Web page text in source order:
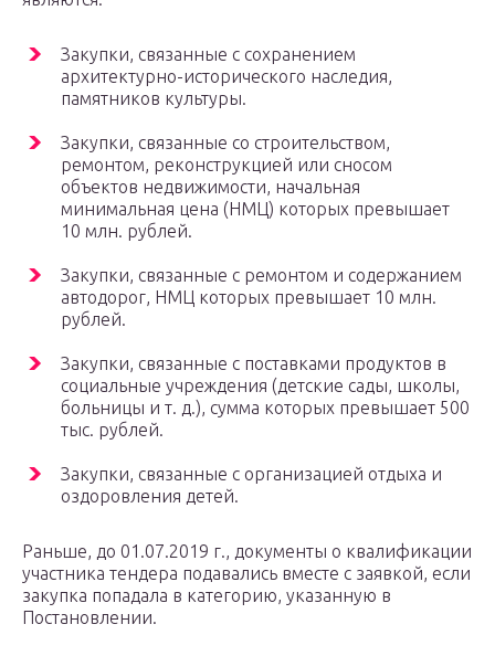
Закупки, связанные с сохранением
архитектурно-исторического наследия,
памятников культуры.
Закупки, связанные со строительством,
ремонтом, реконструкцией или сносом
объектов недвижимости, начальная
минимальная цена (НМЦ) которых превышает
10 млн. рублей.
Закупки, связанные с ремонтом и содержанием
автодорог, НМЦ которых превышает 10 млн.
рублей.
Закупки, связанные с поставками продуктов в
социальные учреждения (детские сады, школы,
больницы и т. д.), сумма которых превышает 500
тыс. рублей.
Закупки, связанные с организацией отдыха и
оздоровления детей.
Раньше, до 01.07.2019 г., документы о квалификации
участника тендера подавались вместе с заявкой, если
закупка попадала в категорию, указанную в
Постановлении.